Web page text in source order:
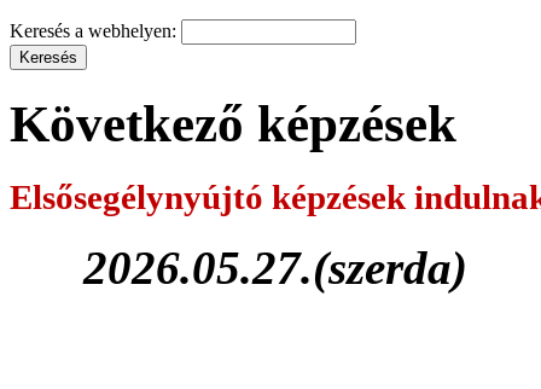
Keresés a webhelyen:
Következő képzések
Elsősegélynyújtó képzések
2026.05.27.(szerda)